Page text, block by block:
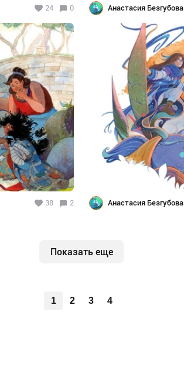
24 0 Анастасия Безгубова
38 2 Анастасия Безгубова
Показать еще
1 2 3 4